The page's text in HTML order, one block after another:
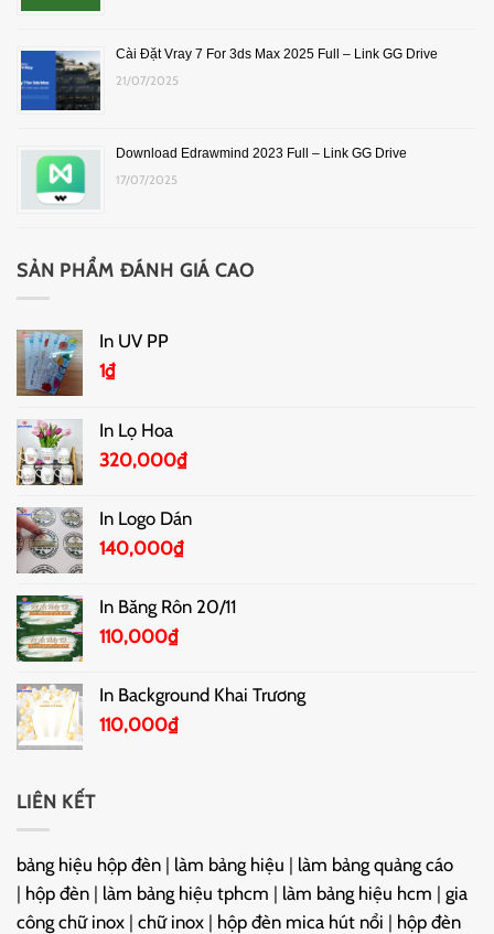
Cài Đặt Vray 7 For 3ds Max 2025 Full – Link GG Drive
21/07/2025
Download Edrawmind 2023 Full – Link GG Drive
17/07/2025
SẢN PHẨM ĐÁNH GIÁ CAO
In UV PP
1₫
In Lọ Hoa
320,000₫
In Logo Dán
140,000₫
In Băng Rôn 20/11
110,000₫
In Background Khai Trương
110,000₫
LIÊN KẾT
bảng hiệu hộp đèn | làm bảng hiệu | làm bảng quảng cáo
| hộp đèn | làm bảng hiệu tphcm | làm bảng hiệu hcm | gia
công chữ inox | chữ inox | hộp đèn mica hút nổi | hộp đèn